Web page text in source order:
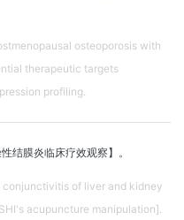
osteoporosis with
therapeutic targets
profiling.
结膜炎临床疗效观察】。
of liver and kidney
acupuncture manipulation].